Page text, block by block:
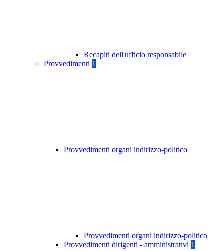
Recapiti dell'ufficio responsabile
Provvedimenti 1
Provvedimenti organi indirizzo-politico
Provvedimenti organi indirizzo-politico
Provvedimenti dirigenti - amministrativi 1